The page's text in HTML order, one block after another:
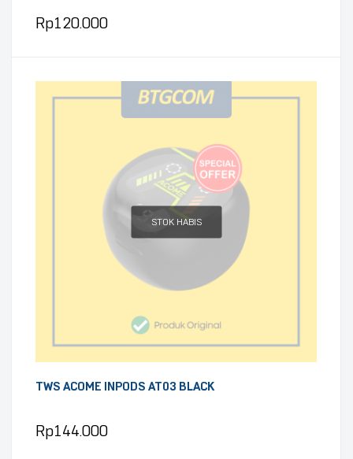
Rp120.000
STOK HABIS
TWS ACOME INPODS AT03 BLACK
Rp144.000